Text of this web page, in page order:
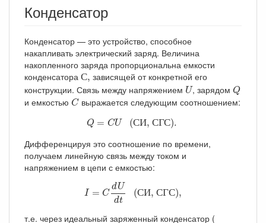
Конденсатор
Конденсатор — это устройство, способное
накапливать электрический заряд. Величина
накопленного заряда пропорциональна емкости
конденсатора С,
С,зависящей от конкретной его
конструкции. Связь между напряжением U
U, зарядомQ
Q
и емкостью C
Cвыражается следующим соотношением:
Q = CU (СИ, СГС).
Q U (СИ, СГС).
Дифференцируя это соотношение по времени,
получаем линейную связь между током и
напряжением в цепи с емкостью:
I = C
dU
dt
(СИ, СГС),
Udt
т.е. через идеальный заряженный конденсатор (